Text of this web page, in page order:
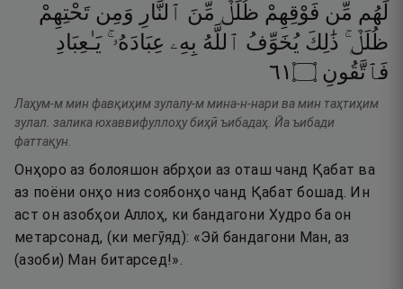
لَهُم مِّن فَوْقِهِمْ ظُلَلٌۭ مِّنَ ٱلنَّارِ وَمِن تَحْتِهِمْ
ظُلَلٌۭ ۚ ذَٰلِكَ يُخَوِّفُ ٱللَّهُ بِهِۦ عِبَادَهُۥ ۚ يَـٰعِبَادِ
فَٱتَّقُونِ ۝١٦
Лаҳум-м мин фавқиҳим зулалу-м мина-н-нари ва мин таҳтиҳим
зулал. залика юхаввифуллоҳу биҳӣ ъибадаҳ. Йа ъибади
фаттақун.
Онҳоро аз болояшон абрҳои аз оташ чанд Қабат ва
аз поёни онҳо низ соябонҳо чанд Қабат бошад. Ин
аст он азобҳои Аллоҳ, ки бандагони Худро ба он
метарсонад, (ки мегӯяд): «Эй бандагони Ман, аз
(азоби) Ман битарсед!».